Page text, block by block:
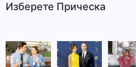
Изберете Прическа